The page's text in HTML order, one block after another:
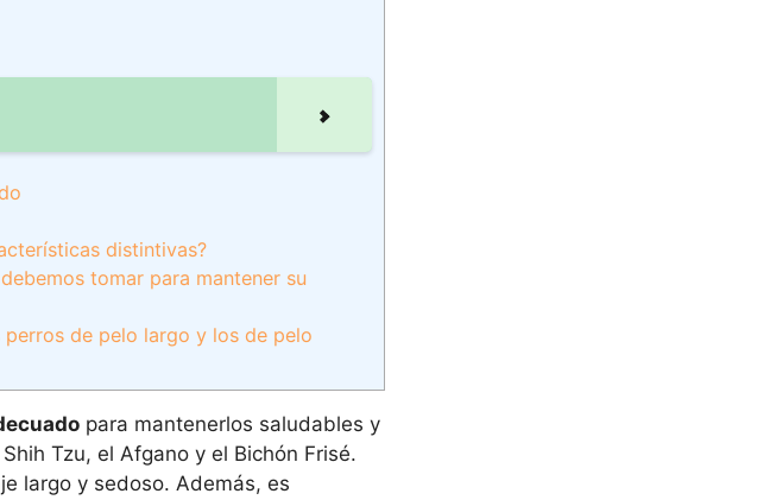
distintivas?
tomar para mantener su
de pelo largo y los de pelo
para mantenerlos saludables y
Tzu, el Afgano y el Bichón Frisé.
largo y sedoso. Además, es